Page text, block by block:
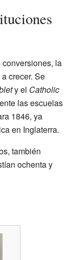
la
crecer. Se
y el Catholic
las escuelas
1846, ya
en Inglaterra.
también
ochenta y